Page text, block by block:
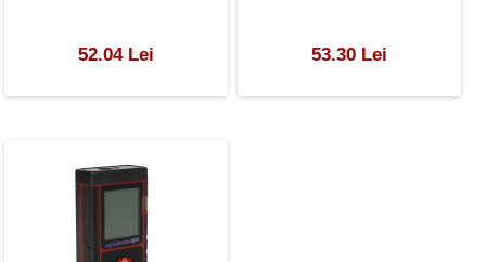
52.04 Lei 53.30 Lei